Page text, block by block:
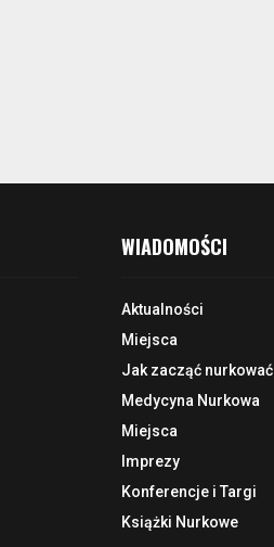
WIADOMOŚCI
Aktualności
Miejsca
Jak zacząć nurkować
Medycyna Nurkowa
Miejsca
Imprezy
Konferencje i Targi
Książki Nurkowe